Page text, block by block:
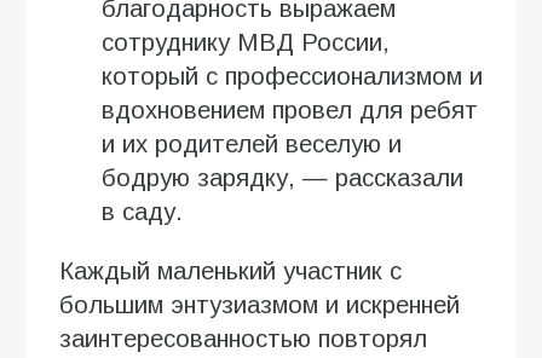
благодарность выражаем
сотруднику МВД России,
который с профессионализмом и
вдохновением провел для ребят
и их родителей веселую и
бодрую зарядку, — рассказали
в саду.
Каждый маленький участник с
большим энтузиазмом и искренней
заинтересованностью повторял